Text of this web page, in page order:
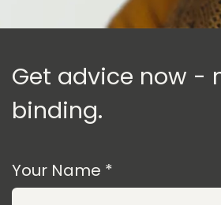
Get advice now -
binding.
Your Name *